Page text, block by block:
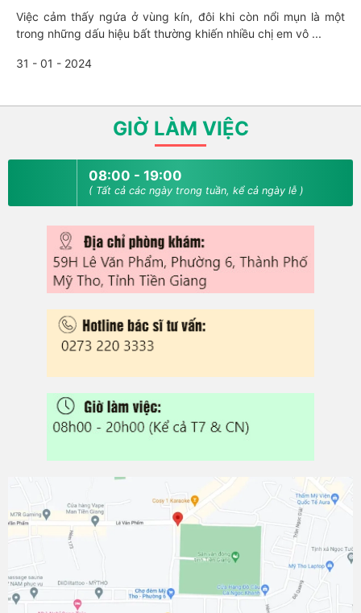
Việc cảm thấy ngứa ở vùng kín, đôi khi còn nổi mụn là một
trong những dấu hiệu bất thường khiến nhiều chị em vô ...
31 - 01 - 2024
GIỜ LÀM VIỆC
08:00 - 19:00
( Tất cả các ngày trong tuần, kể cả ngày lễ )